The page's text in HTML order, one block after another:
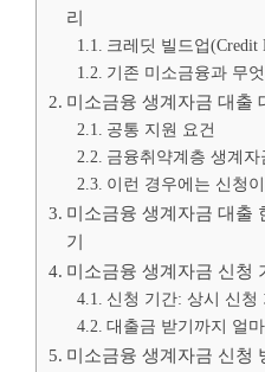
리
크레딧 빌드업(Credit
기존 미소금융과 무
미소금융 생계자금 대출
공통 지원 요건
금융취약계층 생계자
이런 경우에는 신청
미소금융 생계자금 대출
기
미소금융 생계자금 신청
신청 기간: 상시 신청
대출금 받기까지 얼
미소금융 생계자금 신청